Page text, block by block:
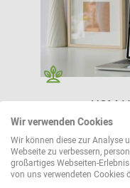
USM
Wir verwenden Cookies
Wir können diese zur Analyse
Webseite zu verbessern,
großartiges Webseiten-
von uns verwendeten Cookies